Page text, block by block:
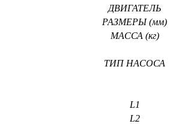
ДВИГАТЕЛЬ
РАЗМЕРЫ (мм)
МАССА (кг)
ТИП НАСОСА
L1
L2